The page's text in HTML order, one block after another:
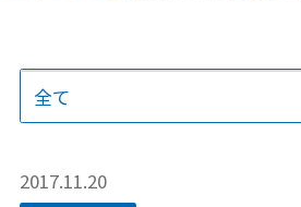
全て
2017.11.20